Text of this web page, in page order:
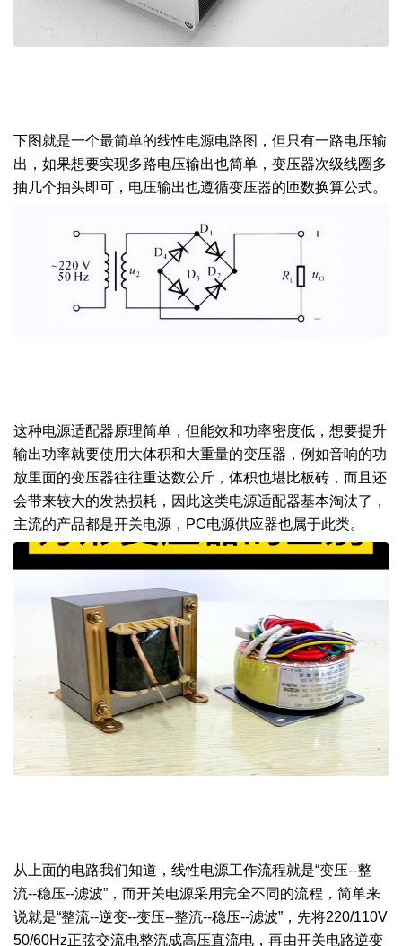
下图就是一个最简单的线性电源电路图，但只有一路电压输
出，如果想要实现多路电压输出也简单，变压器次级线圈多
抽几个抽头即可，电压输出也遵循变压器的匝数换算公式。
这种电源适配器原理简单，但能效和功率密度低，想要提升
输出功率就要使用大体积和大重量的变压器，例如音响的功
放里面的变压器往往重达数公斤，体积也堪比板砖，而且还
会带来较大的发热损耗，因此这类电源适配器基本淘汰了，
主流的产品都是开关电源，PC电源供应器也属于此类。
从上面的电路我们知道，线性电源工作流程就是“变压--整
流--稳压--滤波”，而开关电源采用完全不同的流程，简单来
说就是“整流--逆变--变压--整流--稳压--滤波”，先将220/110V
50/60Hz正弦交流电整流成高压直流电，再由开关电路逆变